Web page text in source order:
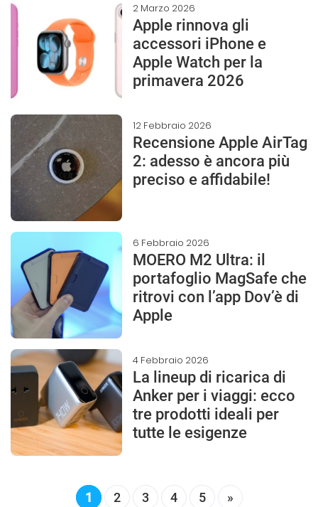
2 Marzo 2026
Apple rinnova gli
accessori iPhone e
Apple Watch per la
primavera 2026
12 Febbraio 2026
Recensione Apple AirTag
2: adesso è ancora più
preciso e affidabile!
6 Febbraio 2026
MOERO M2 Ultra: il
portafoglio MagSafe che
ritrovi con l’app Dov’è di
Apple
4 Febbraio 2026
La lineup di ricarica di
Anker per i viaggi: ecco
tre prodotti ideali per
tutte le esigenze
1 2 3 4 5 »